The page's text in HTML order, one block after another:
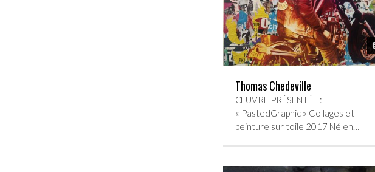
Thomas Chedeville
ŒUVRE PRÉSENTÉE :
« PastedGraphic » Collages et
peinture sur toile 2017 Né en…